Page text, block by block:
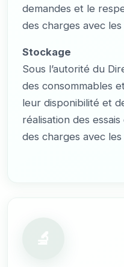
demandes et le
des charges avec les
Stockage
Sous l’autorité du
des consommables
leur disponibilité et
réalisation des
des charges avec